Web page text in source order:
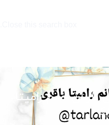
خانم رامیتا